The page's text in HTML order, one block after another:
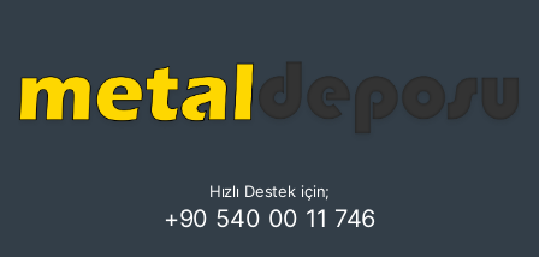
Hızlı Destek için;
+90 540 00 11 746